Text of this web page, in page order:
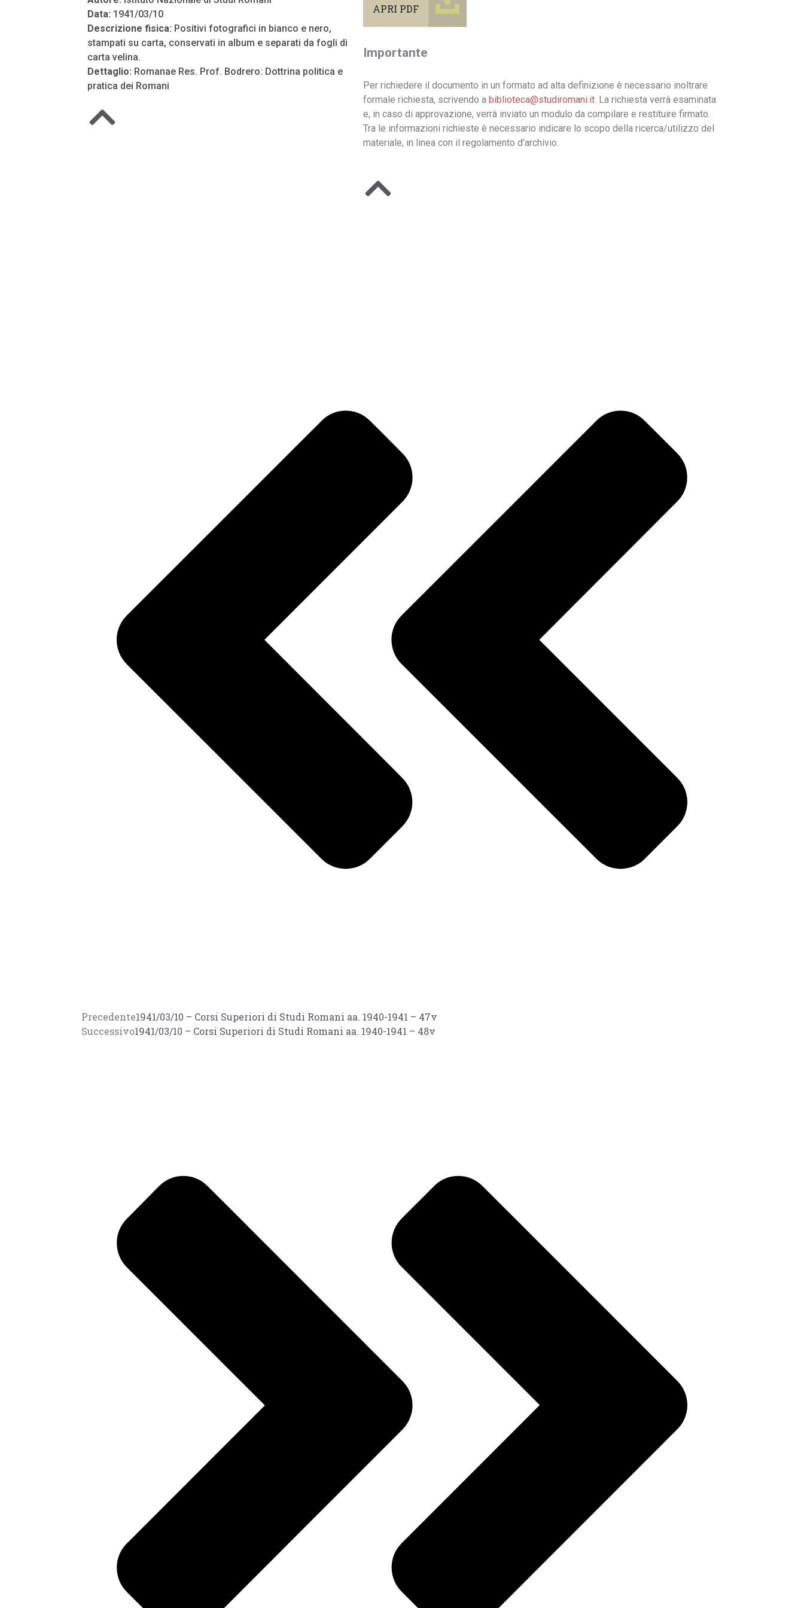
Data: 1941/03/10
Descrizione fisica: Positivi fotografici in bianco e nero,
stampati su carta, conservati in album e separati da fogli di
carta velina.
Dettaglio: Romanae Res. Prof. Bodrero: Dottrina politica e
pratica dei Romani
APRI PDF
Importante
Per richiedere il documento in un formato ad alta definizione è necessario inoltrare
formale richiesta, scrivendo a biblioteca@studiromani.it. La richiesta verrà esaminata
e, in caso di approvazione, verrà inviato un modulo da compilare e restituire firmato.
Tra le informazioni richieste è necessario indicare lo scopo della ricerca/utilizzo del
materiale, in linea con il regolamento d’archivio.
Precedente1941/03/10 – Corsi Superiori di Studi Romani aa. 1940-1941 – 47v
Successivo1941/03/10 – Corsi Superiori di Studi Romani aa. 1940-1941 – 48v